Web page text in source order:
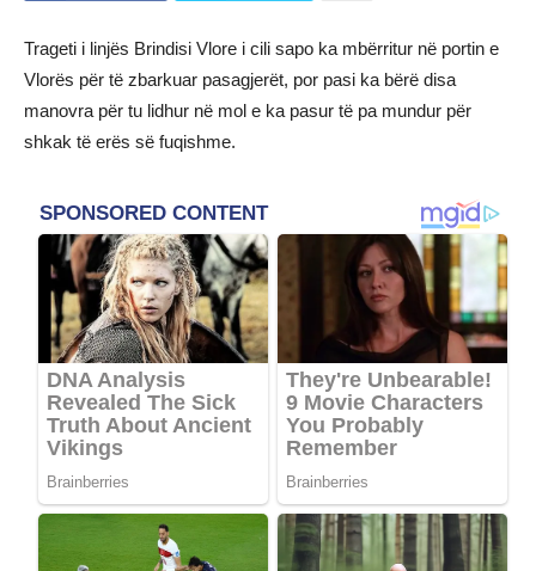
Trageti i linjës Brindisi Vlore i cili sapo ka mbërritur në portin e
Vlorës për të zbarkuar pasagjerët, por pasi ka bërë disa
manovra për tu lidhur në mol e ka pasur të pa mundur për
shkak të erës së fuqishme.